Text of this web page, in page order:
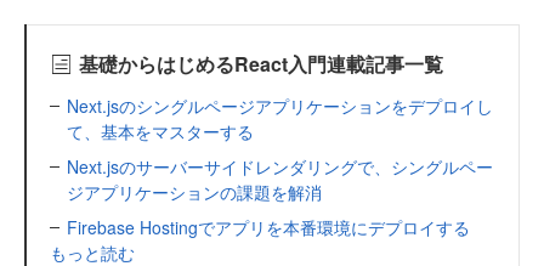
基礎からはじめるReact入門連載記事一覧
Next.jsのシングルページアプリケーションをデプロイし
て、基本をマスターする
Next.jsのサーバーサイドレンダリングで、シングルペー
ジアプリケーションの課題を解消
Firebase Hostingでアプリを本番環境にデプロイする
もっと読む